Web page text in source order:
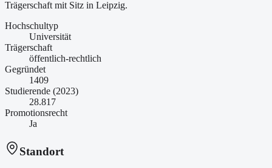
Trägerschaft mit Sitz in Leipzig.
Hochschultyp
Universität
Trägerschaft
öffentlich-rechtlich
Gegründet
1409
Studierende (2023)
28.817
Promotionsrecht
Ja
Standort